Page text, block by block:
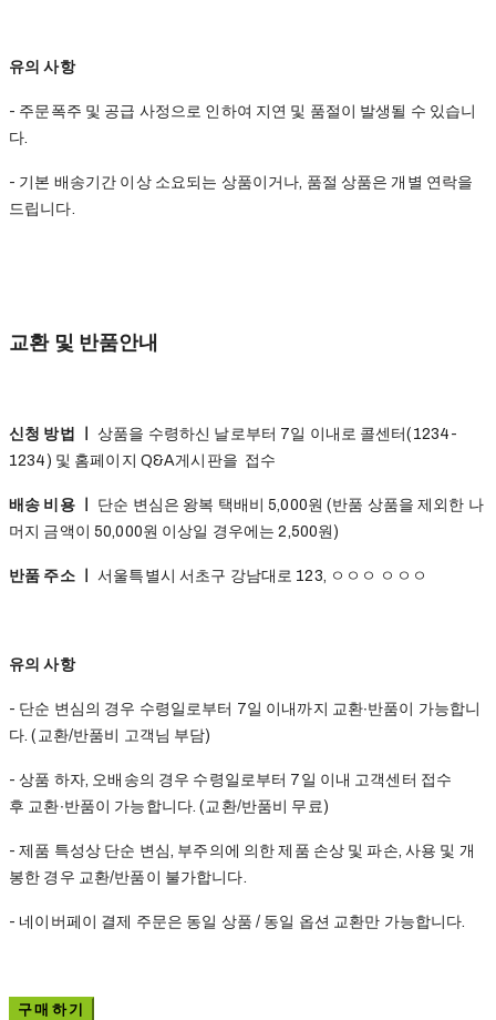
유의 사항
- 주문폭주 및 공급 사정으로 인하여 지연 및 품절이 발생될 수 있습니
다.
- 기본 배송기간 이상 소요되는 상품이거나, 품절 상품은 개별 연락을
드립니다.
교환 및 반품안내
신청 방법 ㅣ상품을 수령하신 날로부터 7일 이내로 콜센터(1234-
1234) 및 홈페이지 Q&A게시판을 접수
배송 비용 ㅣ
단순 변심은 왕복 택배비 5,000원 (반품 상품을 제외한 나
머지 금액이 50,000원 이상일 경우에는 2,500원)
반품 주소 ㅣ서울특별시 서초구 강남대로 123, ㅇㅇㅇ ㅇㅇㅇ
유의 사항
- 단순 변심의 경우 수령일로부터 7일 이내까지 교환∙반품이 가능합니
다. (교환/반품비 고객님 부담)
- 상품 하자, 오배송의 경우 수령일로부터 7일 이내 고객센터 접수
후 교환∙반품이 가능합니다. (교환/반품비 무료)
- 제품 특성상 단순 변심, 부주의에 의한 제품 손상 및 파손, 사용 및 개
봉한 경우 교환/반품이 불가합니다.
- 네이버페이 결제 주문은 동일 상품 / 동일 옵션 교환만 가능합니다.
구매하기